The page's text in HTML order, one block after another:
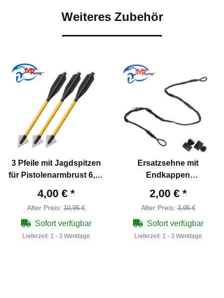
Weiteres Zubehör
3 Pfeile mit Jagdspitzen
für Pistolenarmbrust 6,5"
4,00 € *
Alter Preis: 10,95 €
Sofort verfügbar
Lieferzeit: 1 - 3 Werktage
Ersatzsehne mit
Endkappen
Kung Hawk® 20er Serie
2,00 € *
Alter Preis:3,95 €
Sofort verfügbar
Lieferzeit: 1 - 3 Werktage